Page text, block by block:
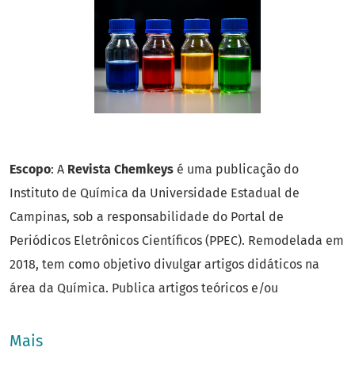
Escopo: A Revista Chemkeys é uma publicação do
Instituto de Química da Universidade Estadual de
Campinas, sob a responsabilidade do Portal de
Periódicos Eletrônicos Científicos (PPEC). Remodelada em
2018, tem como objetivo divulgar artigos didáticos na
área da Química. Publica artigos teóricos e/ou
resenhas, documentos e textos oriundos de publicações
Mais